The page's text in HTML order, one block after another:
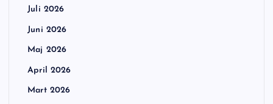
Juli 2026
Juni 2026
Maj 2026
April 2026
Mart 2026